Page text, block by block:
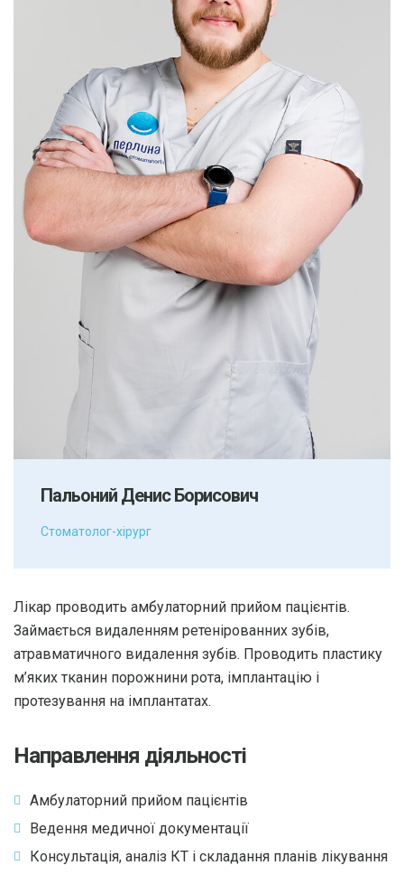
Пальоний Денис Борисович
Стоматолог-хірург
Лікар проводить амбулаторний прийом пацієнтів.
Займається видаленням ретенірованних зубів,
атравматичного видалення зубів. Проводить пластику
м’яких тканин порожнини рота, імплантацію і
протезування на імплантатах.
Направлення діяльності
Амбулаторний прийом пацієнтів
Ведення медичної документації
Консультація, аналіз КТ і складання планів лікування